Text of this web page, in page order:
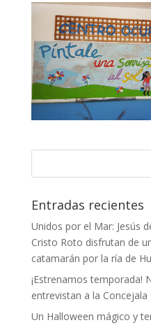
Entradas recientes
Unidos por el Mar: Jesús
Cristo Roto disfrutan de
catamarán por la ría de
¡Estrenamos temporada!
entrevistan a la
Un Halloween mágico y